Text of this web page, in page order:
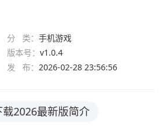
分 类： 手机游戏
版本号： v1.0.4
发 布： 2026-02-28 23:56:56
2026最新版简介